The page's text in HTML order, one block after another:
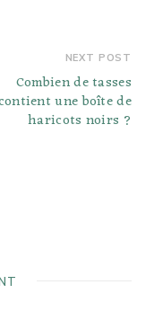
NEXT POST
Combien de tasses
une boîte de
haricots noirs ?